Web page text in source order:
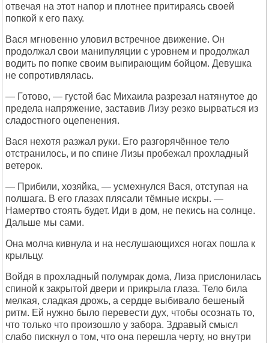
отвечая на этот напор и плотнее притираясь своей
попкой к его паху.
Вася мгновенно уловил встречное движение. Он
продолжал свои манипуляции с уровнем и продолжал
водить по попке своим выпирающим бойцом. Девушка
не сопротивлялась.
— Готово, — густой бас Михаила разрезал натянутое до
предела напряжение, заставив Лизу резко вырваться из
сладостного оцепенения.
Вася нехотя разжал руки. Его разгорячённое тело
отстранилось, и по спине Лизы пробежал прохладный
ветерок.
— Прибили, хозяйка, — усмехнулся Вася, отступая на
полшага. В его глазах плясали тёмные искры. —
Намертво стоять будет. Иди в дом, не пекись на солнце.
Дальше мы сами.
Она молча кивнула и на неслушающихся ногах пошла к
крыльцу.
Войдя в прохладный полумрак дома, Лиза прислонилась
спиной к закрытой двери и прикрыла глаза. Тело била
мелкая, сладкая дрожь, а сердце выбивало бешеный
ритм. Ей нужно было перевести дух, чтобы осознать то,
что только что произошло у забора. Здравый смысл
слабо пискнул о том, что она перешла черту, но внутри